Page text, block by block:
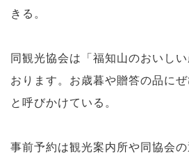
きる。
同観光協会は「福知山のおいし
おります。お歳暮や贈答の品にぜ
と呼びかけている。
事前予約は観光案内所や同協会